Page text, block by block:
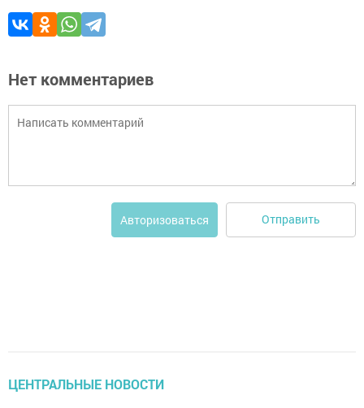
Нет комментариев
Авторизоваться Отправить
ЦЕНТРАЛЬНЫЕ НОВОСТИ